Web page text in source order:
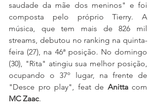
saudade da mãe dos meninos" e foi
composta pelo próprio Tierry. A
música, que tem mais de 826 mil
streams, debutou no ranking na quinta-
feira (27), na 46ª posição. No domingo
(30), "Rita" atingiu sua melhor posição,
ocupando o 37º lugar, na frente de
"Desce pro play", feat de Anitta
MC Zaac.